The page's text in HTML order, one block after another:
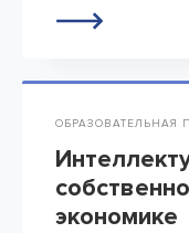
ОБРАЗОВАТЕЛЬНАЯ
экономике